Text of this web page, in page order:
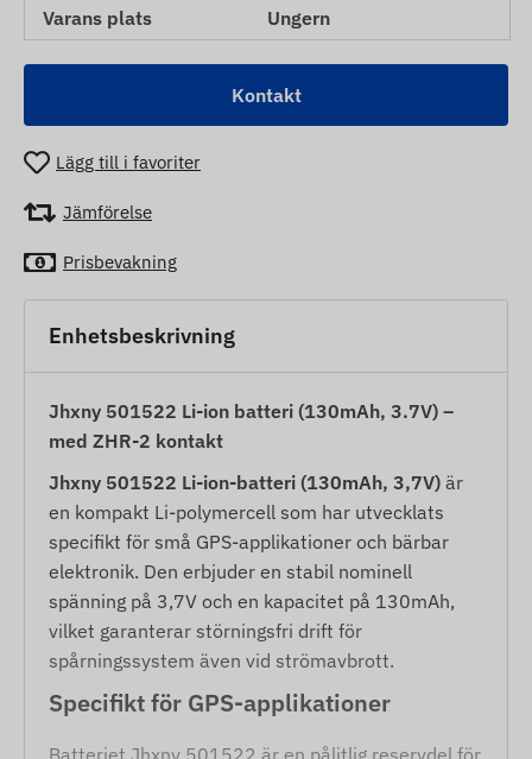
Varans plats
Ungern
Kontakt
Lägg till i favoriter
Jämförelse
Prisbevakning
Enhetsbeskrivning
Jhxny 501522 Li-ion batteri (130mAh, 3.7V) –
med ZHR-2 kontakt
Jhxny 501522 Li-ion-batteri (130mAh, 3,7V) är
en kompakt Li-polymercell som har utvecklats
specifikt för små GPS-applikationer och bärbar
elektronik. Den erbjuder en stabil nominell
spänning på 3,7V och en kapacitet på 130mAh,
vilket garanterar störningsfri drift för
spårningssystem även vid strömavbrott.
Specifikt för GPS-applikationer
Batteriet Jhxny 501522 är en pålitlig reservdel för